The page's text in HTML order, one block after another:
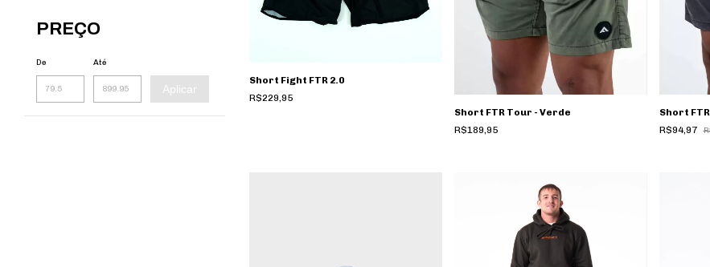
PREÇO
De Até
Aplicar
Short Fight FTR 2.0
R$229,95
Short FTR Tour - Verde
R$189,95
Short
R$94,97